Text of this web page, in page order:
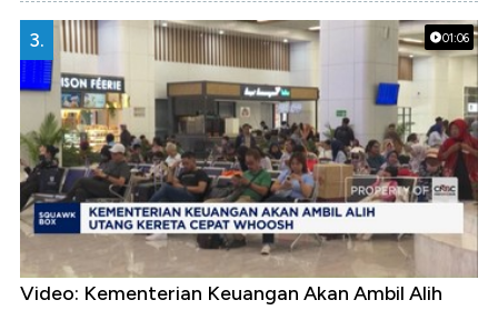
01:06
3.
Video: Kementerian Keuangan Akan Ambil Alih